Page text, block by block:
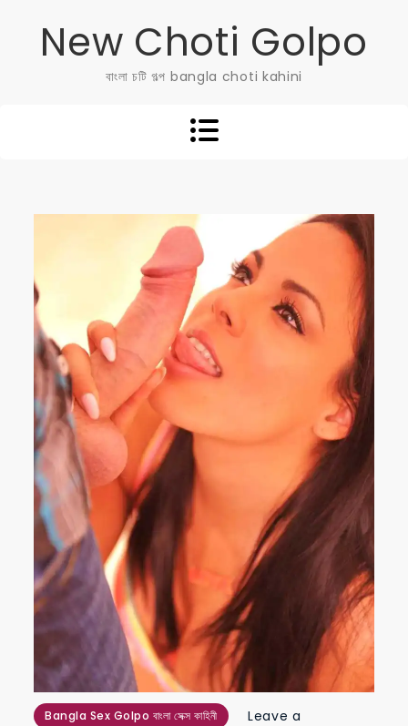
New Choti Golpo
বাংলা চটি গল্প bangla choti kahini
Bangla Sex Golpo বাংলা সেক্স কাহিনী
Leave a